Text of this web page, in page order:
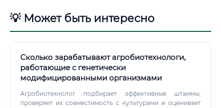
💡 Может быть интересно
Сколько зарабатывают агробиотехнологи,
работающие с генетически
модифицированными организмами
Агробиотехнолог подбирает эффективные штаммы,
проверяет их совместимость с культурами и оценивает